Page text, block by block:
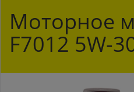
Моторное
F7012 5W-